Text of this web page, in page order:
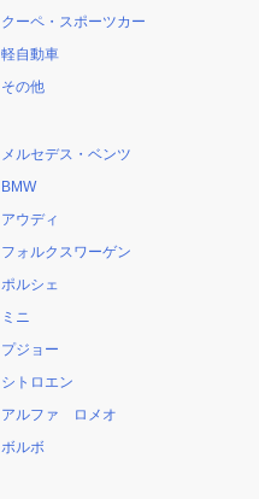
クーペ・スポーツカー
軽自動車
その他
メルセデス・ベンツ
BMW
アウディ
フォルクスワーゲン
ポルシェ
ミニ
プジョー
シトロエン
アルファ ロメオ
ボルボ